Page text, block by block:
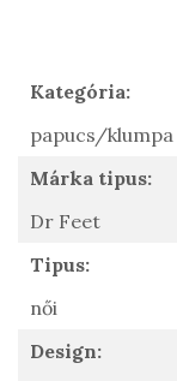
Kategória:
papucs/klumpa
Márka tipus:
Dr Feet
Tipus:
női
Design: